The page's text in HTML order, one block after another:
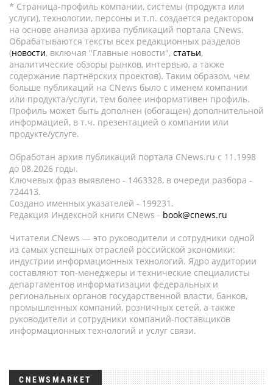
* Страница-профиль компании, системы (продукта или
услуги), технологии, персоны и т.п. создается редактором
на основе анализа архива публикаций портала CNews.
Обрабатываются тексты всех редакционных разделов
(новости, включая "Главные новости", статьи,
аналитические обзоры рынков, интервью, а также
содержание партнёрских проектов). Таким образом, чем
больше публикаций на CNews было с именем компании
или продукта/услуги, тем более информативен профиль.
Профиль может быть дополнен (обогащен) дополнительной
информацией, в т.ч. презентацией о компании или
продукте/услуге.
Обработан архив публикаций портала CNews.ru c 11.1998
до 08.2026 годы.
Ключевых фраз выявлено - 1463328, в очереди разбора -
724413.
Создано именных указателей - 199231.
Редакция Индексной книги CNews - book@cnews.ru
Читатели CNews — это руководители и сотрудники одной
из самых успешных отраслей российской экономики:
индустрии информационных технологий. Ядро аудитории
составляют топ-менеджеры и технические специалисты
департаментов информатизации федеральных и
региональных органов государственной власти, банков,
промышленных компаний, розничных сетей, а также
руководители и сотрудники компаний-поставщиков
информационных технологий и услуг связи.
CNEWSMARKET